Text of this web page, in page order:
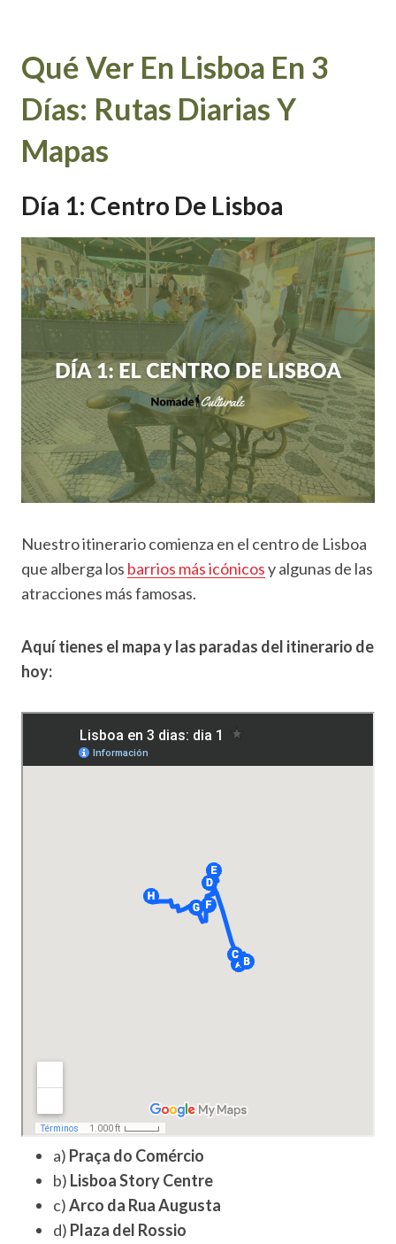
Qué Ver En Lisboa En 3
Días: Rutas Diarias Y
Mapas
Día 1: Centro De Lisboa
Nuestro itinerario comienza en el centro de Lisboa
que alberga los barrios más icónicosy algunas de las
atracciones más famosas.
Aquí tienes el mapa y las paradas del itinerario de
hoy:
a) Praça do Comércio
b) Lisboa Story Centre
c)Arco da Rua Augusta
d) Plaza del Rossio